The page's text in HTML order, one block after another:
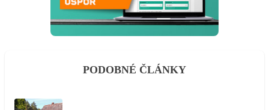
PODOBNÉ ČLÁNKY